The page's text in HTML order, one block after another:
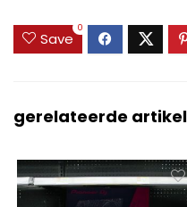
Save
0
gerelateerde